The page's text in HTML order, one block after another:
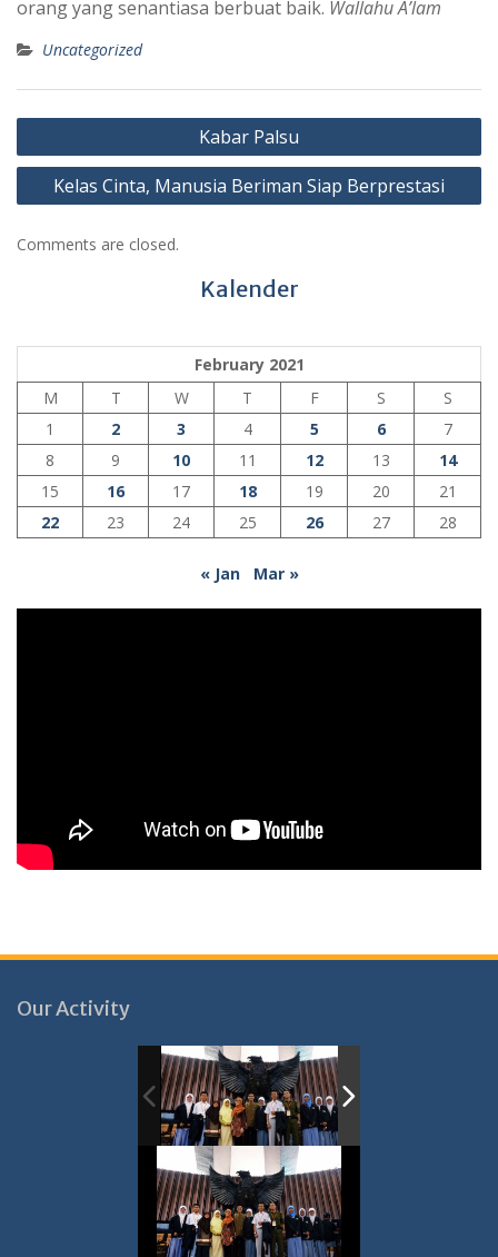
orang yang senantiasa berbuat baik. Wallahu A’lam
Uncategorized
Post
navigation
Kabar Palsu
Kelas Cinta, Manusia Beriman Siap Berprestasi
Comments are closed.
Kalender
February 2021
M
T W T F S
S
1
2 3 4 5 6
7
8
9 10 11 12 13
14
15
16 17 18 19 20
21
22
23 24 25 26 27 28
« Jan Mar »
Our Activity